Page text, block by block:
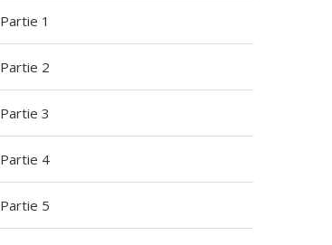
Partie 1
Partie 2
Partie 3
Partie 4
Partie 5